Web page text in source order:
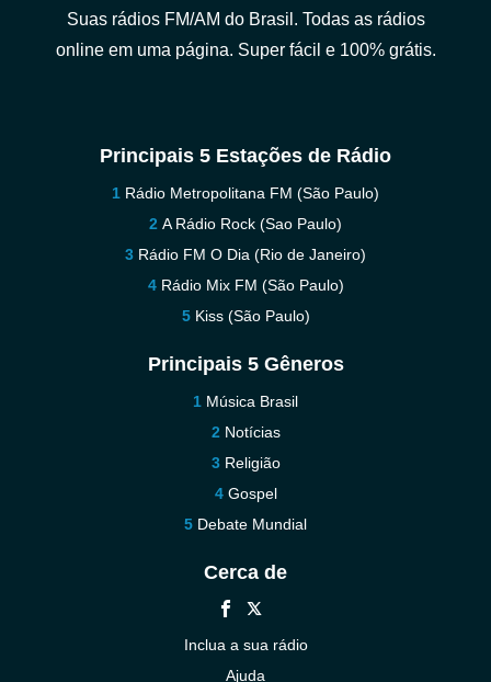
Suas rádios FM/AM do Brasil. Todas as rádios
online em uma página. Super fácil e 100% grátis.
Principais 5 Estações de Rádio
Rádio Metropolitana FM (São Paulo)
A Rádio Rock (Sao Paulo)
Rádio FM O Dia (Rio de Janeiro)
Rádio Mix FM (São Paulo)
Kiss (São Paulo)
Principais 5 Gêneros
Música Brasil
Notícias
Religião
Gospel
Debate Mundial
Cerca de
Inclua a sua rádio
Ajuda